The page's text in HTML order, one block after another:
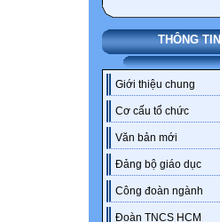
THÔNG TIN
Giới thiệu chung
Cơ cấu tổ chức
Văn bản mới
Đảng bộ giáo dục
Công đoàn ngành
Đoàn TNCS HCM